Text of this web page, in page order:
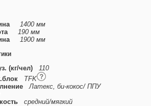
1400 мм
190 мм
1900 мм
(кг/чел)
110
TFK
Латекс, би-кокос/ ППУ
средний/мягкий